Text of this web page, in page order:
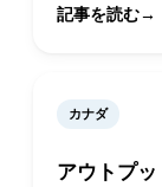
記事を読む
カナダ
アウトプ